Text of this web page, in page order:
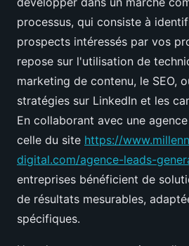
processus, qui consiste à
prospects intéressés par vos
repose sur l'utilisation de
marketing de contenu, le SEO,
stratégies sur LinkedIn et les
En collaborant avec une
celle du site https://
digital.com/agence-leads-
entreprises bénéficient de
de résultats mesurables,
spécifiques.